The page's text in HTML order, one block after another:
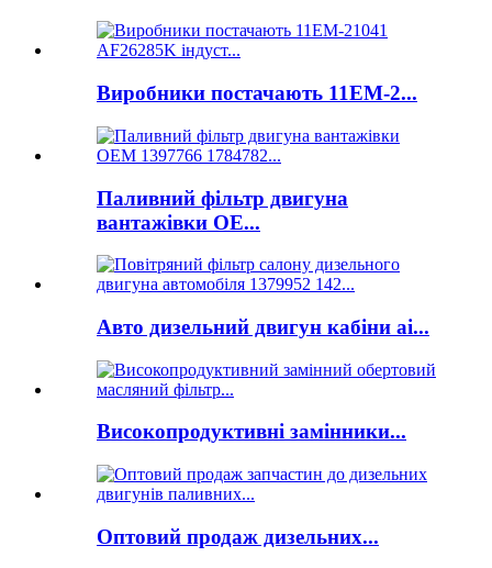
Виробники постачають 11ЕМ-2...
Паливний фільтр двигуна
вантажівки OE...
Авто дизельний двигун кабіни ai...
Високопродуктивні замінники...
Оптовий продаж дизельних...